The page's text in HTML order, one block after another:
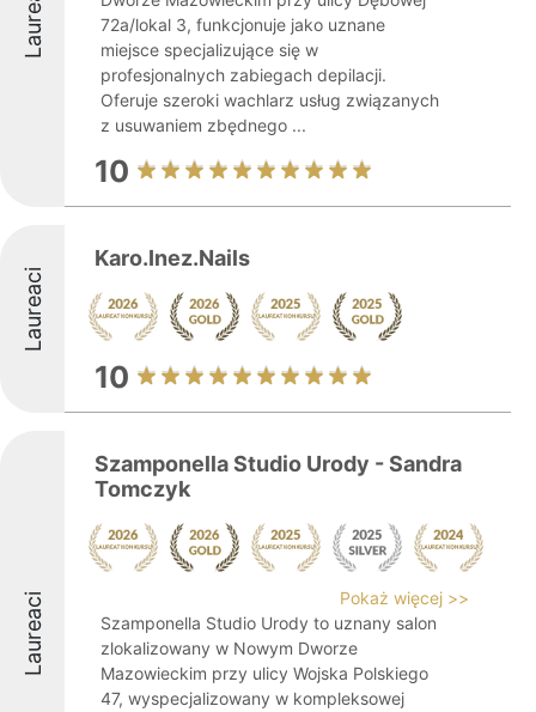
72a/lokal 3, funkcjonuje jako uznane
miejsce specjalizujące się w
profesjonalnych zabiegach depilacji.
Oferuje szeroki wachlarz usług związanych
z usuwaniem zbędnego ...
10
Laureaci
Karo.Inez.Nails
10
Laureaci
Szamponella Studio Urody - Sandra
Tomczyk
Pokaż więcej >>
Szamponella Studio Urody to uznany salon
zlokalizowany w Nowym Dworze
Mazowieckim przy ulicy Wojska Polskiego
47, wyspecjalizowany w kompleksowej